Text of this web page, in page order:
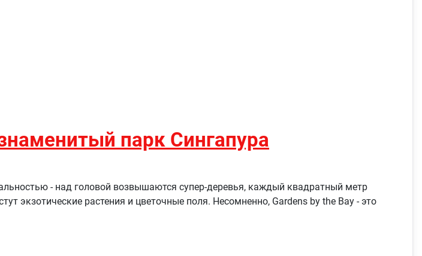
парк Сингапура
- над головой возвышаются супер-деревья, каждый квадратный метр
экзотические растения и цветочные поля. Несомненно, Gardens by the Bay - это